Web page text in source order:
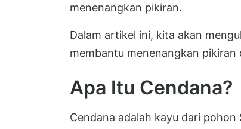
menenangkan pikiran.
Dalam artikel ini, kita akan
membantu menenangkan
Apa Itu Cendana?
Cendana adalah kayu dari